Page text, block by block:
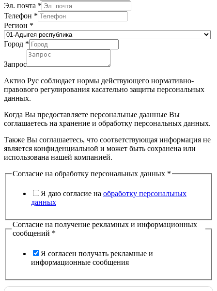
Эл. почта *
Телефон *
Регион *
Город *
Запрос
Актио Рус соблюдает нормы действующего нормативно-
правового регулирования касательно защиты персональных
данных.
Когда Вы предоставляете персональные даанные Вы
соглашаетесь на хранение и обработку персональных данных.
Также Вы соглашаетесь, что соответствующая информация не
является конфиденциальной и может быть сохранена или
использована нашей компанией.
Согласие на обработку персональных данных *
Я даю согласие на обработку персональных
данных
Согласие на получение рекламных и информационных
сообщений *
Я согласен получать рекламные и
информационные сообщения